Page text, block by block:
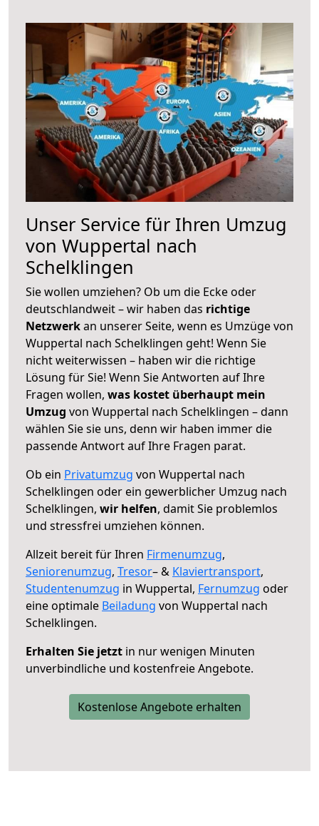
Unser Service für Ihren Umzug
von Wuppertal nach
Schelklingen
Sie wollen umziehen? Ob um die Ecke oder
deutschlandweit – wir haben das richtige
Netzwerkan unserer Seite, wenn es Umzüge von
Wuppertal nach Schelklingen geht! Wenn Sie
nicht weiterwissen – haben wir die richtige
Lösung für Sie! Wenn Sie Antworten auf Ihre
Fragen wollen, was kostet überhaupt mein
Umzug von Wuppertal nach Schelklingen – dann
wählen Sie sie uns, denn wir haben immer die
passende Antwort auf Ihre Fragen parat.
Ob ein Privatumzug von Wuppertal nach
Schelklingen oder ein gewerblicher Umzug nach
Schelklingen, wir helfen, damit Sie problemlos
und stressfrei umziehen können.
Allzeit bereit für Ihren Firmenumzug,
Seniorenumzug, Tresor– & Klaviertransport,
Studentenumzug in Wuppertal, Fernumzug oder
eine optimale Beiladung von Wuppertal nach
Schelklingen.
Erhalten Sie jetzt in nur wenigen Minuten
unverbindliche und kostenfreie Angebote.
Kostenlose Angebote erhalten